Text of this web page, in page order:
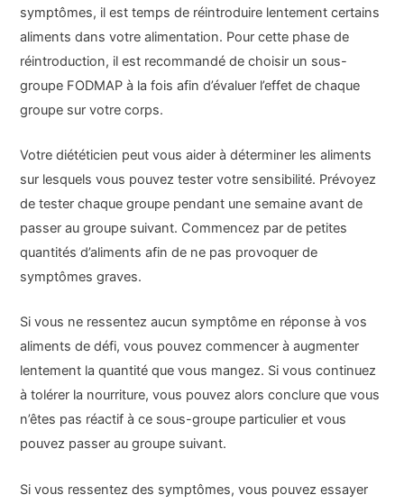
symptômes, il est temps de réintroduire lentement certains
aliments dans votre alimentation. Pour cette phase de
réintroduction, il est recommandé de choisir un sous-
groupe FODMAP à la fois afin d’évaluer l’effet de chaque
groupe sur votre corps.
Votre diététicien peut vous aider à déterminer les aliments
sur lesquels vous pouvez tester votre sensibilité. Prévoyez
de tester chaque groupe pendant une semaine avant de
passer au groupe suivant. Commencez par de petites
quantités d’aliments afin de ne pas provoquer de
symptômes graves.
Si vous ne ressentez aucun symptôme en réponse à vos
aliments de défi, vous pouvez commencer à augmenter
lentement la quantité que vous mangez. Si vous continuez
à tolérer la nourriture, vous pouvez alors conclure que vous
n’êtes pas réactif à ce sous-groupe particulier et vous
pouvez passer au groupe suivant.
Si vous ressentez des symptômes, vous pouvez essayer